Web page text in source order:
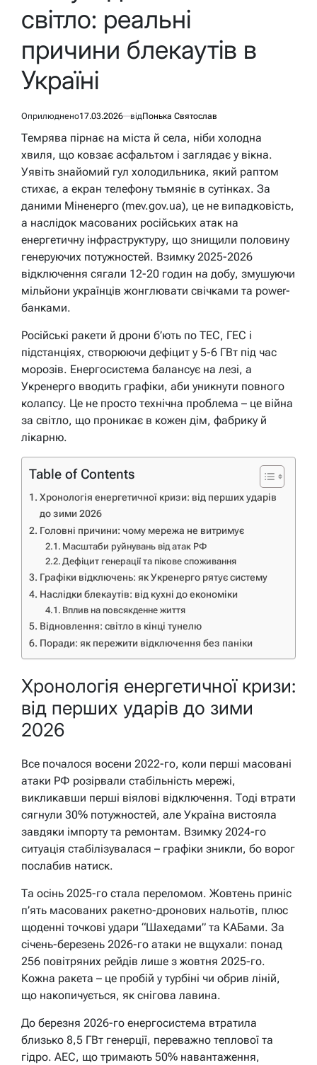
світло: реальні
причини блекаутів в
Україні
Оприлюднено17.03.2026 відПонька Святослав
Темрява пірнає на міста й села, ніби холодна
хвиля, що ковзає асфальтом і заглядає у вікна.
Уявіть знайомий гул холодильника, який раптом
стихає, а екран телефону тьмяніє в сутінках. За
даними Міненерго (mev.gov.ua), це не випадковість,
а наслідок масованих російських атак на
енергетичну інфраструктуру, що знищили половину
генеруючих потужностей. Взимку 2025-2026
відключення сягали 12-20 годин на добу, змушуючи
мільйони українців жонглювати свічками та power-
банками.
Російські ракети й дрони б’ють по ТЕС, ГЕС і
підстанціях, створюючи дефіцит у 5-6 ГВт під час
морозів. Енергосистема балансує на лезі, а
Укренерго вводить графіки, аби уникнути повного
колапсу. Це не просто технічна проблема – це війна
за світло, що проникає в кожен дім, фабрику й
лікарню.
Table of Contents
Хронологія енергетичної кризи: від перших ударів
до зими 2026
Головні причини: чому мережа не витримує
Масштаби руйнувань від атак РФ
Дефіцит генерації та пікове споживання
Графіки відключень: як Укренерго рятує систему
Наслідки блекаутів: від кухні до економіки
Вплив на повсякденне життя
Відновлення: світло в кінці тунелю
Поради: як пережити відключення без паніки
Хронологія енергетичної кризи:
від перших ударів до зими
2026
Все почалося восени 2022-го, коли перші масовані
атаки РФ розірвали стабільність мережі,
викликавши перші віялові відключення. Тоді втрати
сягнули 30% потужностей, але Україна вистояла
завдяки імпорту та ремонтам. Взимку 2024-го
ситуація стабілізувалася – графіки зникли, бо ворог
послабив натиск.
Та осінь 2025-го стала переломом. Жовтень приніс
п’ять масованих ракетно-дронових нальотів, плюс
щоденні точкові удари “Шахедами” та КАБами. За
січень-березень 2026-го атаки не вщухали: понад
256 повітряних рейдів лише з жовтня 2025-го.
Кожна ракета – це пробій у турбіні чи обрив ліній,
що накопичується, як снігова лавина.
До березня 2026-го енергосистема втратила
близько 8,5 ГВт генерції, переважно теплової та
гідро. АЕС, що тримають 50% навантаження,